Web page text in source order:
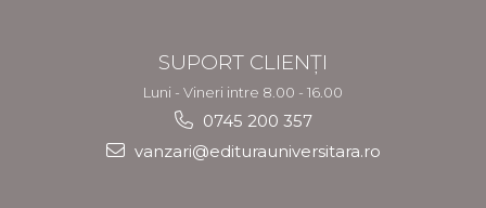
SUPORT CLIENȚI
Luni - Vineri intre 8.00 - 16.00
0745 200 357
vanzari@editurauniversitara.ro